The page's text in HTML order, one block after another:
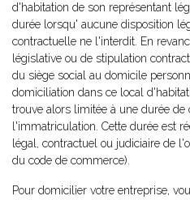
d'habitation de son représentant
durée lorsqu' aucune disposition
contractuelle ne l'interdit. En
législative ou de stipulation
du siège social au domicile
domiciliation dans ce local
trouve alors limitée à une durée
l'immatriculation. Cette durée est
légal, contractuel ou judiciaire de
du code de commerce).
Pour domicilier votre entreprise,